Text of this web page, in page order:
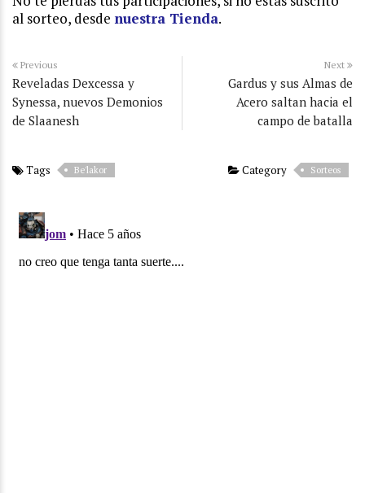
al sorteo, desde nuestra Tienda.
Previous
Reveladas Dexcessa y
Synessa, nuevos Demonios
de Slaanesh
Next
Gardus y sus Almas de
Acero saltan hacia el
campo de batalla
Tags Be'lakor Category Sorteos